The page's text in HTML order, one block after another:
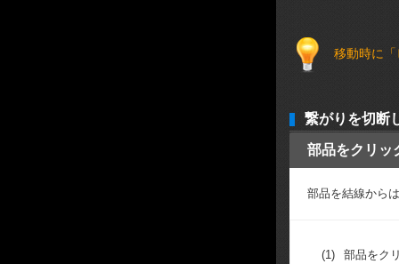
移動時に
繋がりを切断
部品をクリ
部品を結線から
(1) 部品をク